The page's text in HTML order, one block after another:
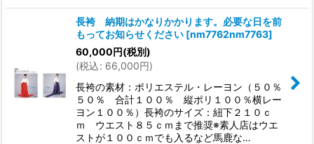
長袴 納期はかなりかかります。必要な日を前
もってお知らせください [nm7762nm7763]
60,000円(税別)
(税込: 66,000円)
長袴の素材：ポリエステル・レーヨン（５０％
５０％ 合計１００％ 縦ポリ１００％横レー
ヨン１００％）長袴のサイズ：紐下２１０ｃ
ｍ ウエスト８５ｃｍまで推奨※素人店はウエ
ストが１００ｃｍでも入るなど馬鹿な…